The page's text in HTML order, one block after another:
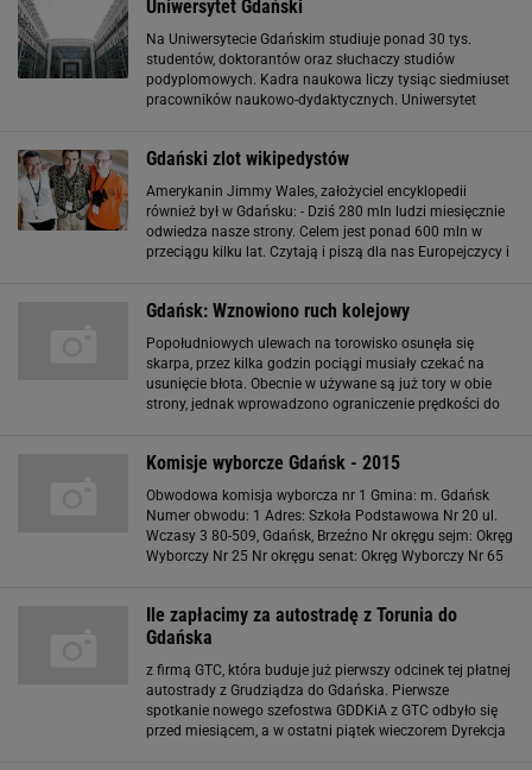
Uniwersytet Gdański
Na Uniwersytecie Gdańskim studiuje ponad 30 tys.
studentów, doktorantów oraz słuchaczy studiów
podyplomowych. Kadra naukowa liczy tysiąc siedmiuset
pracowników naukowo-dydaktycznych. Uniwersytet
Gdański zlot wikipedystów
Amerykanin Jimmy Wales, założyciel encyklopedii
również był w Gdańsku: - Dziś 280 mln ludzi miesięcznie
odwiedza nasze strony. Celem jest ponad 600 mln w
przeciągu kilku lat. Czytają i piszą dla nas Europejczycy i
Gdańsk: Wznowiono ruch kolejowy
Popołudniowych ulewach na torowisko osunęła się
skarpa, przez kilka godzin pociągi musiały czekać na
usunięcie błota. Obecnie w używane są już tory w obie
strony, jednak wprowadzono ograniczenie prędkości do
Komisje wyborcze Gdańsk - 2015
Obwodowa komisja wyborcza nr 1 Gmina: m. Gdańsk
Numer obwodu: 1 Adres: Szkoła Podstawowa Nr 20 ul.
Wczasy 3 80-509, Gdańsk, Brzeźno Nr okręgu sejm: Okręg
Wyborczy Nr 25 Nr okręgu senat: Okręg Wyborczy Nr 65
Ile zapłacimy za autostradę z Torunia do
Gdańska
z firmą GTC, która buduje już pierwszy odcinek tej płatnej
autostrady z Grudziądza do Gdańska. Pierwsze
spotkanie nowego szefostwa GDDKiA z GTC odbyło się
przed miesiącem, a w ostatni piątek wieczorem Dyrekcja